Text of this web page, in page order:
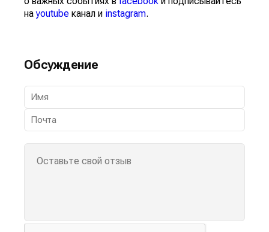
наyoutube канал и instagram.
Обсуждение